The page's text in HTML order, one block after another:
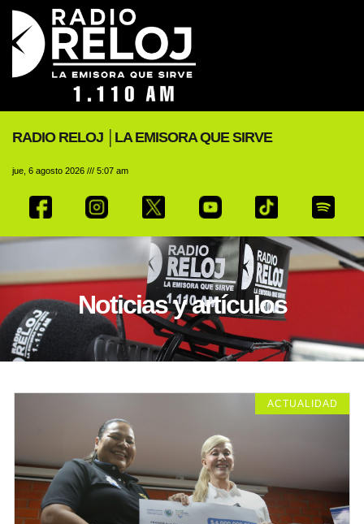
RADIO RELOJ │LA EMISORA QUE SIRVE
jue, 6 agosto 2026 /// 5:07 am
Noticias y artículos
ACTUALIDAD